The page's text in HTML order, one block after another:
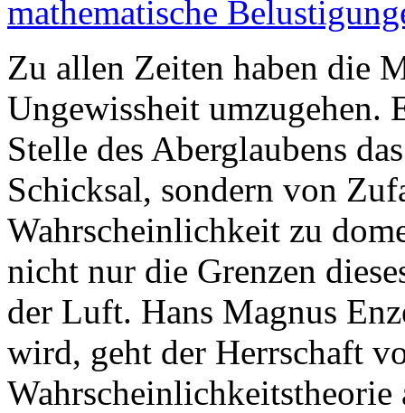
mathematische
Zu allen Zeiten haben die
Ungewissheit umzugehen.
Stelle des Aberglaubens
Schicksal, sondern von
Wahrscheinlichkeit zu
nicht nur die Grenzen
der Luft. Hans Magnus
wird, geht der Herrschaft
Wahrscheinlichkeitstheorie